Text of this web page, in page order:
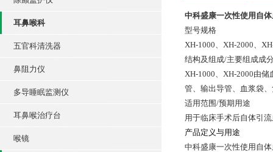
耳鼻喉科
五官科清洗器
鼻阻力仪
多导睡眠监测仪
耳鼻喉治疗台
喉镜
中科盛康一次性使用自
型号规格
XH-1000、XH-2000、
结构及组成/主要组成成
XH-1000、XH-2000由
管、输出导管、血浆袋
适用范围/预期用途
用于临床手术后自体引
产品定义与用途
中科盛康一次性使用自